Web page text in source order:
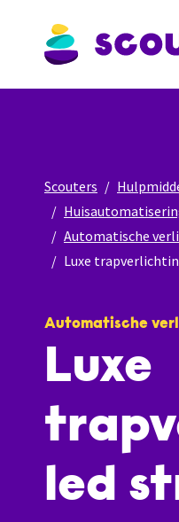
Scouters
Automatische
Luxe
Automatische
Luxe
led